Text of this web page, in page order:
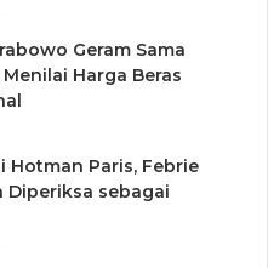
Geram Sama
Harga Beras
Hotman Paris, Febrie
Diperiksa sebagai